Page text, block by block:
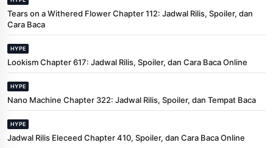
Tears on a Withered Flower Chapter 112: Jadwal Rilis, Spoiler, dan
Cara Baca
HYPE
Lookism Chapter 617: Jadwal Rilis, Spoiler, dan Cara Baca Online
HYPE
Nano Machine Chapter 322: Jadwal Rilis, Spoiler, dan Tempat Baca
HYPE
Jadwal Rilis Eleceed Chapter 410, Spoiler, dan Cara Baca Online